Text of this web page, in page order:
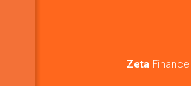
Zeta